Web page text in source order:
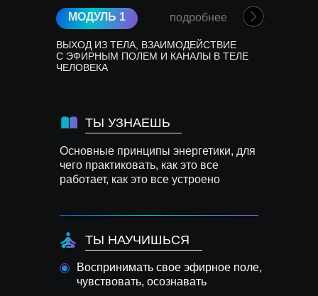
ВЫХОД ИЗ ТЕЛА, ВЗАИМОДЕЙСТВИЕ
С ЭФИРНЫМ ПОЛЕМ И КАНАЛЫ В ТЕЛЕ
ЧЕЛОВЕКА
МОДУЛЬ 1 подробнее
Воспринимать свое эфирное поле,
чувствовать, осознавать
Основные принципы энергетики, для
чего практиковать, как это все
работает, как это все устроено
ТЫ УЗНАЕШЬ
ТЫ НАУЧИШЬСЯ